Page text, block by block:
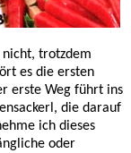
trotzdem
es die ersten
erste Weg führt ins
die darauf
ich dieses
oder